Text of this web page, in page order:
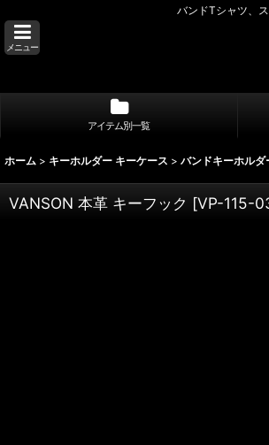
バンドTシャツ、
メニュー
アイテム別一覧
ホーム > キーホルダー キーケース > バンドキーホル
VANSON 本革 キーフック [VP-115-